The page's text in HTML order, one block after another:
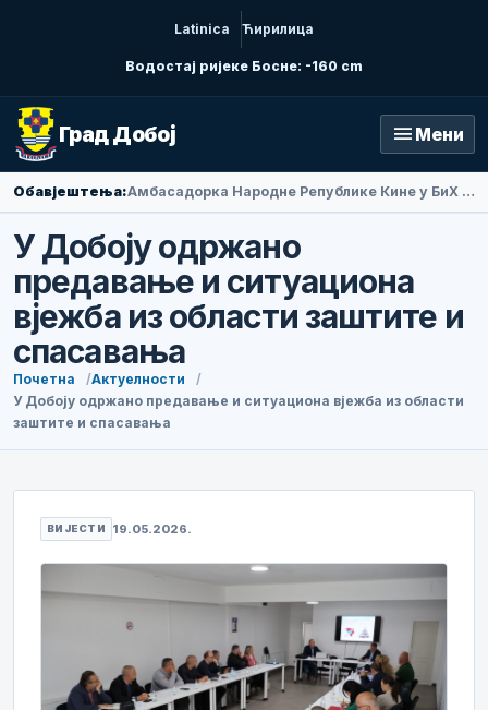
Latinica Ћирилица
Водостај ријеке Босне: -160 cm
Град Добој menu Мени
Обавјештења: Амбасадорка Народне Републике Кине у БиХ Ли Фан посјетила Добој
У Добоју одржано
предавање и ситуациона
вјежба из области заштите и
спасавања
Почетна
Актуелности
У Добоју одржано предавање и ситуациона вјежба из области
заштите и спасавања
ВИЈЕСТИ 19.05.2026.